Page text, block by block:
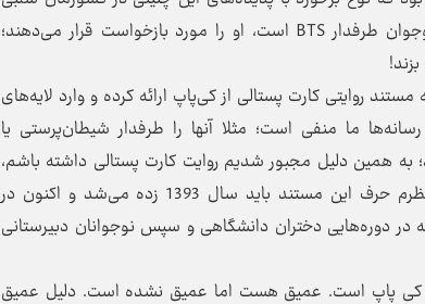
است. برای مثال در مدارس ایران وقتی متوجه می‌شوند که یک نوجوان طرفدار BTS است، او را مورد بازخواست قرار می‌دهند؛
روایتی کارت پستالی از کی‌پاپ ارائه کرده و وارد لایه‌های
ما منفی است؛ مثلا آنها را طرفدار شیطان‌پرستی یا
همین دلیل مجبور شدیم روایت کارت پستالی داشته باشم،
چرا که احساس می‌کردم خیلی‌ها اطلاعات زیادی از آن ندارند. به نظرم حرف این مستند باید سال 1393 زده می‌شد و اکنون در
دوره‌هایی دختران دانشگاهی و سپس نوجوانان دبیرستانی
کی پاپ است. عمیق هست اما عمیق نشده است. دلیل عمیق